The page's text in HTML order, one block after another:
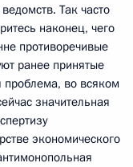
Так часто
наконец, чего
противоречивые
ранее принятые
проблема, во всяком
значительная
экономического